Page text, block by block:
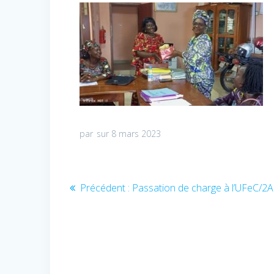
par sur 8 mars 2023
Navigation
Précédent : Article
Passation de charge à l’UFeC/